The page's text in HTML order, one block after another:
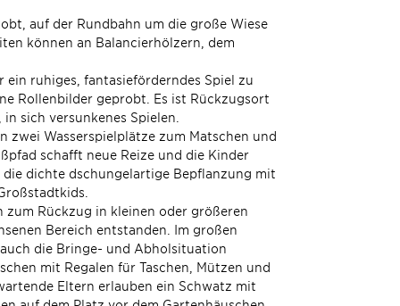
auf der Rundbahn um die große Wiese
können an Balancierhölzern, dem
ruhiges, fantasieförderndes Spiel zu
Rollenbilder geprobt. Es ist Rückzugsort
sich versunkenes Spielen.
zwei Wasserspielplätze zum Matschen und
schafft neue Reize und die Kinder
dichte dschungelartige Bepflanzung mit
zum Rückzug in kleinen oder größeren
Bereich entstanden. Im großen
die Bringe- und Abholsituation
mit Regalen für Taschen, Mützen und
Eltern erlauben ein Schwatz mit